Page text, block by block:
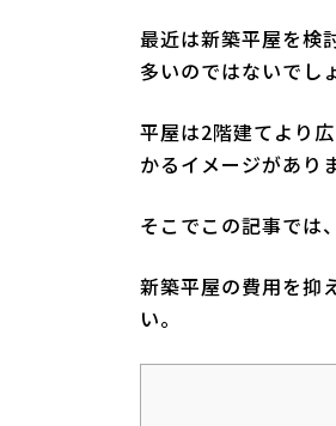
最近は新築平屋を検
多いのではないでし
平屋は2階建てより
かるイメージがあり
そこでこの記事では
新築平屋の費用を抑
い。